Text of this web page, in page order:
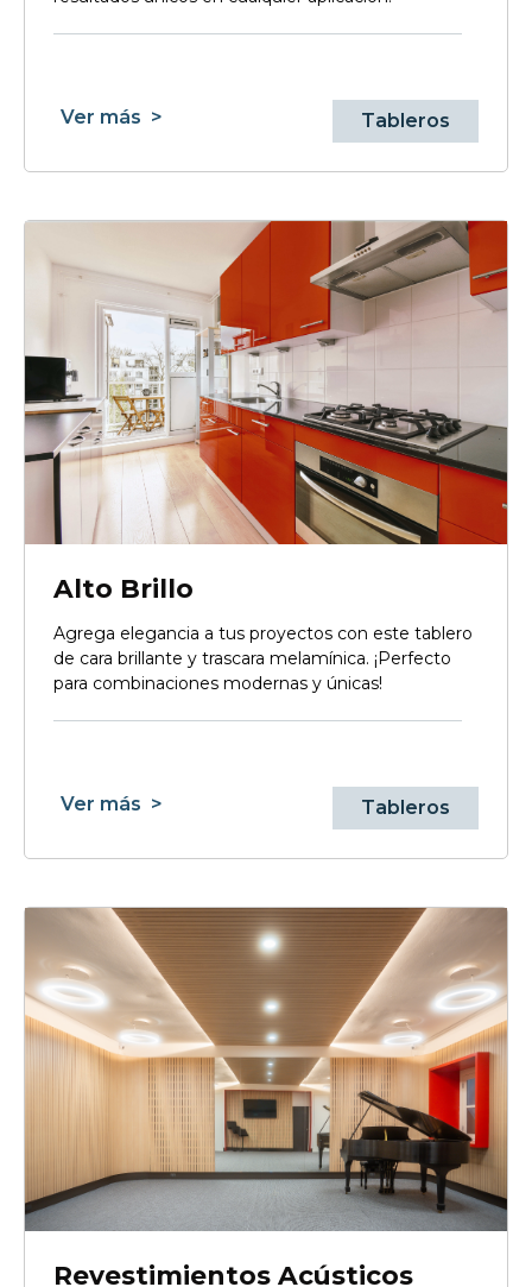
Ver más > Tableros
Alto Brillo
Agrega elegancia a tus proyectos con este tablero
de cara brillante y trascara melamínica. ¡Perfecto
para combinaciones modernas y únicas!
Ver más > Tableros
Revestimientos Acústicos